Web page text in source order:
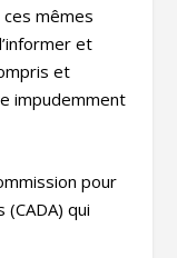
mêmes
et
et
impudemment
pour
qui